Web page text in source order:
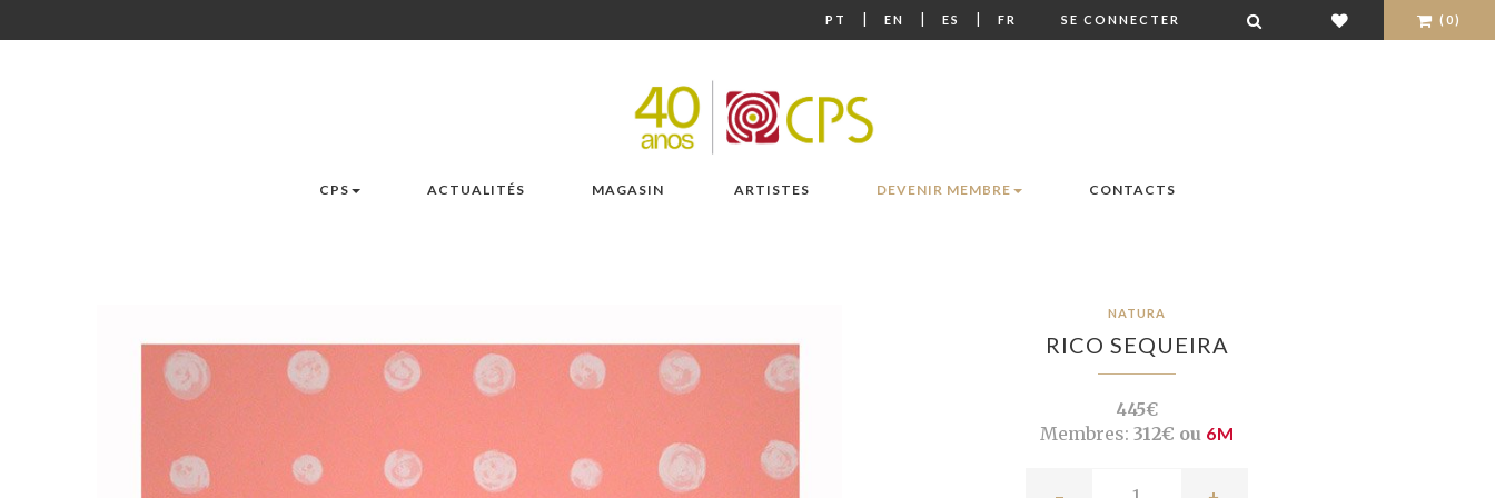
PT | EN | ES | FR SE CONNECTER (0)
CPS ACTUALITÉS MAGASIN ARTISTES DEVENIR MEMBRE CONTACTS
NATURA
RICO SEQUEIRA
445€
Membres: 312€ ou 6M